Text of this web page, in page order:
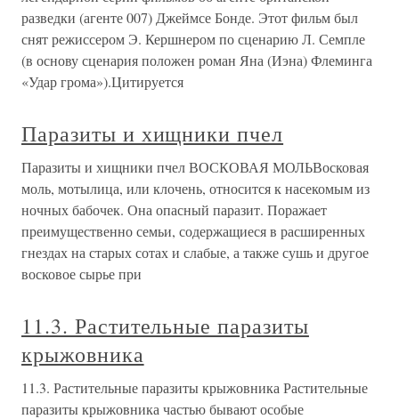
разведки (агенте 007) Джеймсе Бонде. Этот фильм был
снят режиссером Э. Кершнером по сценарию Л. Семпле
(в основу сценария положен роман Яна (Иэна) Флеминга
«Удар грома»).Цитируется
Паразиты и хищники пчел
Паразиты и хищники пчел ВОСКОВАЯ МОЛЬВосковая
моль, мотылица, или клочень, относится к насекомым из
ночных бабочек. Она опасный паразит. Поражает
преимущественно семьи, содержащиеся в расширенных
гнездах на старых сотах и слабые, а также сушь и другое
восковое сырье при
11.3. Растительные паразиты
крыжовника
11.3. Растительные паразиты крыжовника Растительные
паразиты крыжовника частью бывают особые